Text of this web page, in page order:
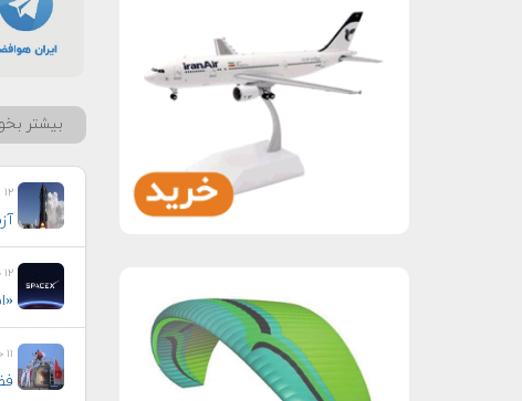
بیشتر
۱۲ تیر ماه ۱۴۰۵
آزمایش ۶
۱۲ خرداد ماه ۱۴۰۵
۱۱ خرداد ماه ۱۴۰۵